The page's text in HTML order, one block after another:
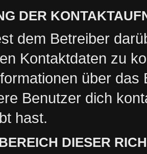
DER
dem Betreiber
Kontaktdaten zu
über
Benutzer dich
hast.
DIESER